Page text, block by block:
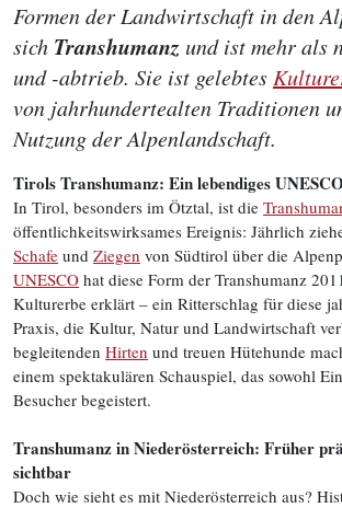
Formen der Landwirtschaft in den
sich Transhumanzund ist mehr als
und -abtrieb. Sie ist gelebtes
von jahrhundertealten Traditionen
Nutzung der Alpenlandschaft.
Tirols Transhumanz: Ein lebendiges
In Tirol, besonders im Ötztal, ist die
öffentlichkeitswirksames Ereignis: Jährlich
Schafe und Ziegen von Südtirol über die
UNESCO hat diese Form der Transhumanz
Kulturerbe erklärt – ein Ritterschlag für diese
Praxis, die Kultur, Natur und Landwirtschaft
begleitenden Hirten und treuen Hütehunde
einem spektakulären Schauspiel, das sowohl
Besucher begeistert.
Transhumanz in Niederösterreich: Früher
sichtbar
Doch wie sieht es mit Niederösterreich aus?